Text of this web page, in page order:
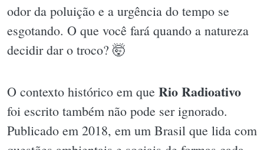
odor da poluição e a urgência do tempo se
esgotando. O que você fará quando a natureza
decidir dar o troco? 🤯
O contexto histórico em que Rio Radioativo
foi escrito também não pode ser ignorado.
Publicado em 2018, em um Brasil que lida com